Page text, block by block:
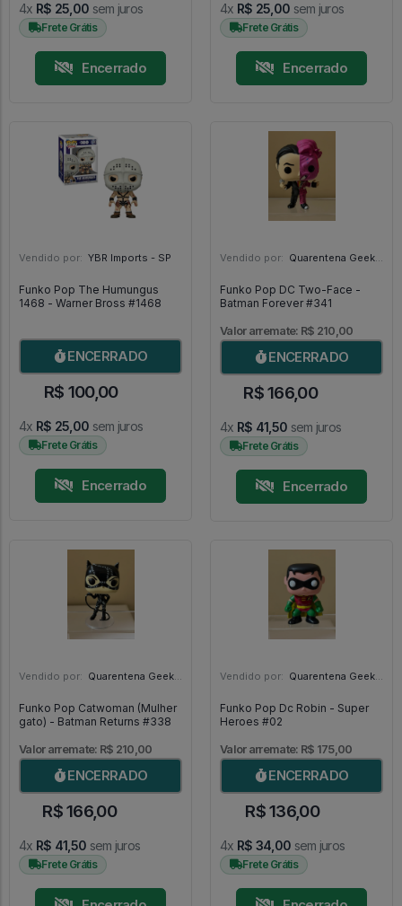
4x R$ 25,00 sem juros
Frete Grátis
Encerrado
4x R$ 25,00 sem juros
Frete Grátis
Encerrado
Vendido por: YBR Imports - SP
Funko Pop The Humungus
1468 - Warner Bross #1468
ENCERRADO
R$ 100,00
4x R$ 25,00 sem juros
Frete Grátis
Encerrado
Vendido por: Quarentena Geek Store - SP
Funko Pop DC Two-Face -
Batman Forever #341
Valor arremate: R$ 210,00
ENCERRADO
R$ 166,00
4x R$ 41,50 sem juros
Frete Grátis
Encerrado
Vendido por: Quarentena Geek Store - SP
Funko Pop Catwoman (Mulher
gato) - Batman Returns #338
Valor arremate: R$ 210,00
ENCERRADO
R$ 166,00
4x R$ 41,50 sem juros
Frete Grátis
Vendido por: Quarentena Geek Store - SP
Funko Pop Dc Robin - Super
Heroes #02
Valor arremate: R$ 175,00
ENCERRADO
R$ 136,00
4x R$ 34,00 sem juros
Frete Grátis